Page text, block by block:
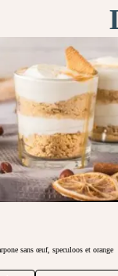
sans œuf, speculoos et orange